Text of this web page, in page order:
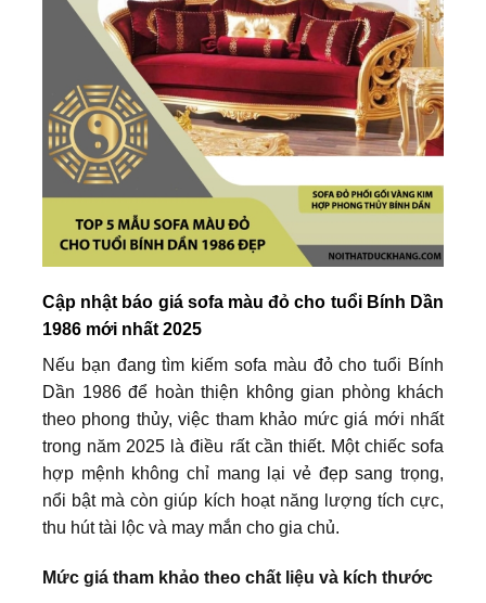
Cập nhật báo giá sofa màu đỏ cho tuổi Bính Dần
1986 mới nhất 2025
Nếu bạn đang tìm kiếm sofa màu đỏ cho tuổi Bính
Dần 1986 để hoàn thiện không gian phòng khách
theo phong thủy, việc tham khảo mức giá mới nhất
trong năm 2025 là điều rất cần thiết. Một chiếc sofa
hợp mệnh không chỉ mang lại vẻ đẹp sang trọng,
nổi bật mà còn giúp kích hoạt năng lượng tích cực,
thu hút tài lộc và may mắn cho gia chủ.
Mức giá tham khảo theo chất liệu và kích thước